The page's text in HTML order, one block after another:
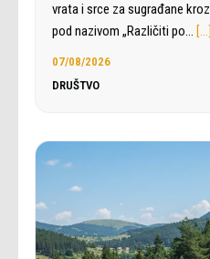
vrata i srce za sugrađane
pod nazivom „Različiti po… […]
07/08/2026
DRUŠTVO